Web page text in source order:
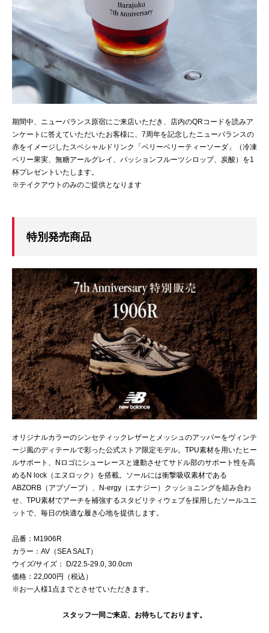
期間中、ニューバランス原宿にご来店いただき、店内のQRコードを読みア
ンケートに答えていただいたお客様に、7周年を記念したニューバランスの
赤をイメージしたスペシャルドリンク「ベリーベリーティーソーダ」（冷凍
ベリー果実、無糖アールグレイ、パッションフルーツシロップ、炭酸）を1
杯プレゼントいたします。
※テイクアウトのみのご提供となります
特別発売商品
オリジナルカラーのシンセティックレザーとメッシュのアッパーをヴィンテ
ージ風のディテールで彩った公式ストア限定モデル。TPU素材を用いたヒー
ルサポート、Nロゴにシューレースと連動させてサドル部のサポート性を高
めるN lock（エヌロック）を搭載。ソールには衝撃吸収素材である
ABZORB（アブゾーブ）、N-ergy（エナジー）クッショニングを組み合わ
せ、TPU素材でアーチを補強するスタビリティウェブを採用したソールユニ
ットで、毎日の快適な履き心地を提供します。
品番：M1906R
カラー：AV（SEA SALT）
ウイズ/サイズ： D/22.5-29.0, 30.0cm
価格：22,000円（税込）
※お一人様1点までとさせていただきます。
スタッフ一同ご来店、お待ちしております。